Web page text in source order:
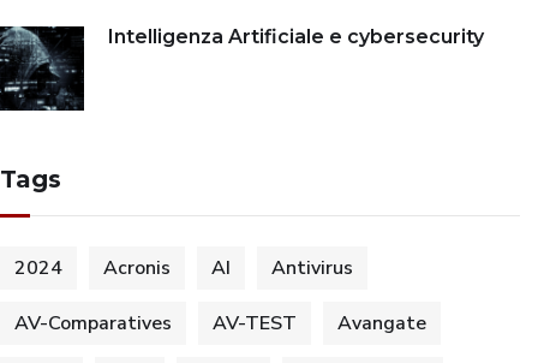
Intelligenza Artificiale e cybersecurity
Tags
2024 Acronis AI Antivirus
AV-Comparatives AV-TEST Avangate